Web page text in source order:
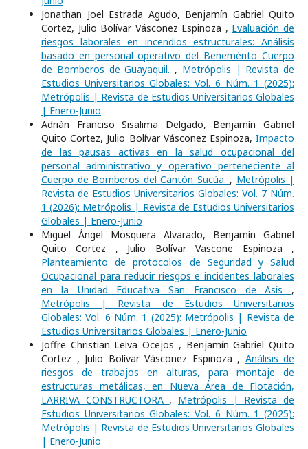
Jonathan Joel Estrada Agudo, Benjamín Gabriel Quito
Cortez, Julio Bolívar Vásconez Espinoza , Evaluación de
riesgos laborales en incendios estructurales: Análisis
basado en personal operativo del Benemérito Cuerpo
de Bomberos de Guayaquil. , Metrópolis | Revista de
Estudios Universitarios Globales: Vol. 6 Núm. 1 (2025):
Metrópolis | Revista de Estudios Universitarios Globales
| Enero-Junio
Adrián Franciso Sisalima Delgado, Benjamín Gabriel
Quito Cortez, Julio Bolívar Vásconez Espinoza, Impacto
de las pausas activas en la salud ocupacional del
personal administrativo y operativo perteneciente al
Cuerpo de Bomberos del Cantón Sucúa. , Metrópolis |
Revista de Estudios Universitarios Globales: Vol. 7 Núm.
1 (2026): Metrópolis | Revista de Estudios Universitarios
Globales | Enero-Junio
Miguel Ángel Mosquera Alvarado, Benjamín Gabriel
Quito Cortez , Julio Bolívar Vascone Espinoza ,
Planteamiento de protocolos de Seguridad y Salud
Ocupacional para reducir riesgos e incidentes laborales
en la Unidad Educativa San Francisco de Asís ,
Metrópolis | Revista de Estudios Universitarios
Globales: Vol. 6 Núm. 1 (2025): Metrópolis | Revista de
Estudios Universitarios Globales | Enero-Junio
Joffre Christian Leiva Ocejos , Benjamín Gabriel Quito
Cortez , Julio Bolívar Vásconez Espinoza , Análisis de
riesgos de trabajos en alturas, para montaje de
estructuras metálicas, en Nueva Área de Flotación,
LARRIVA CONSTRUCTORA , Metrópolis | Revista de
Estudios Universitarios Globales: Vol. 6 Núm. 1 (2025):
Metrópolis | Revista de Estudios Universitarios Globales
| Enero-Junio